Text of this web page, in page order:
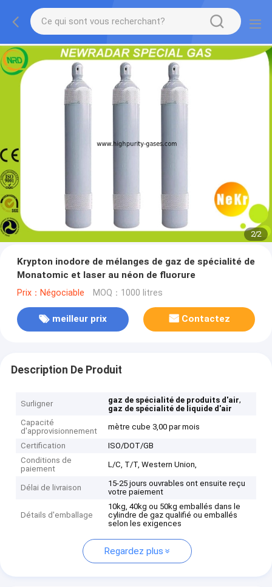
2/2
Krypton inodore de mélanges de gaz de spécialité de
Monatomic et laser au néon de fluorure
Prix：Négociable MOQ：1000 litres
meilleur prix Contactez
Description De Produit
Surligner gaz de spécialité de produits d'air,
gaz de spécialité de liquide d'air
Capacité
d'approvisionnement
mètre cube 3,00 par mois
Certification
ISO/DOT/GB
Conditions de
paiement
L/C, T/T, Western Union,
Délai de livraison
15-25 jours ouvrables ont ensuite reçu
votre paiement
Détails d'emballage
10kg, 40kg ou 50kg emballés dans le
cylindre de gaz qualifié ou emballés
selon les exigences
Regardez plus